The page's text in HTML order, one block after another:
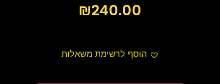
₪240.00
הוסף לרשימת משאלות